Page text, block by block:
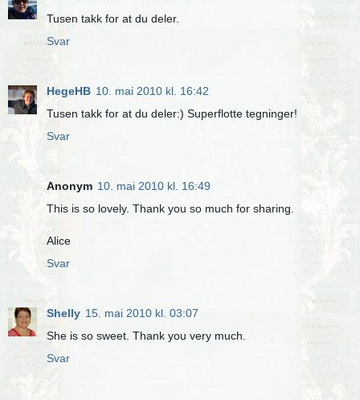
Tusen takk for at du deler.
Svar
HegeHB 10. mai 2010 kl. 16:42
Tusen takk for at du deler:) Superflotte tegninger!
Svar
Anonym 10. mai 2010 kl. 16:49
This is so lovely. Thank you so much for sharing.
Alice
Svar
Shelly 15. mai 2010 kl. 03:07
She is so sweet. Thank you very much.
Svar